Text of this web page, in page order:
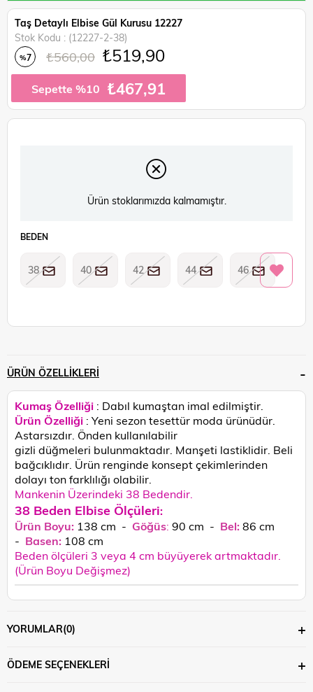
Taş Detaylı Elbise Gül Kurusu 12227
Stok Kodu
(12227-2-38)
%7 ₺560,00 ₺519,90
Sepette %10 ₺467,91
Ürün stoklarımızda kalmamıştır.
BEDEN
38 40 42 44 46
ÜRÜN ÖZELLIKLERI
Kumaş Özelliği : Dabıl kumaştan imal edilmiştir.
Ürün Özelliği : Yeni sezon tesettür moda ürünüdür.
Astarsızdır. Önden kullanılabilir
gizli düğmeleri bulunmaktadır. Manşeti lastiklidir. Beli
bağcıklıdır. Ürün renginde konsept çekimlerinden
dolayı ton farklılığı olabilir.
Mankenin Üzerindeki 38 Bedendir.
38 Beden Elbise Ölçüleri:
Ürün Boyu: 138 cm - Göğüs: 90 cm - Bel:86 cm
- Basen: 108 cm
Beden ölçüleri 3 veya 4 cm büyüyerek artmaktadır.
(Ürün Boyu Değişmez)
YORUMLAR(0)
ÖDEME SEÇENEKLERI